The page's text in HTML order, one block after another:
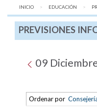
INICIO EDUCACIÓN
PREVISIONES
09
Ordenar por